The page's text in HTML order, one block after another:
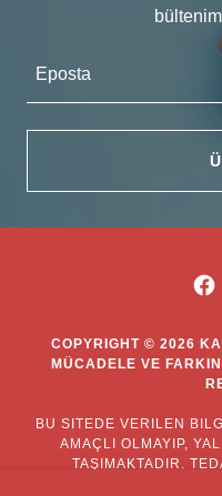
MÜCADELE VE
AMAÇLI OLMAYIP,
TAŞIMAKTADIR.
HASTALIĞINIZ